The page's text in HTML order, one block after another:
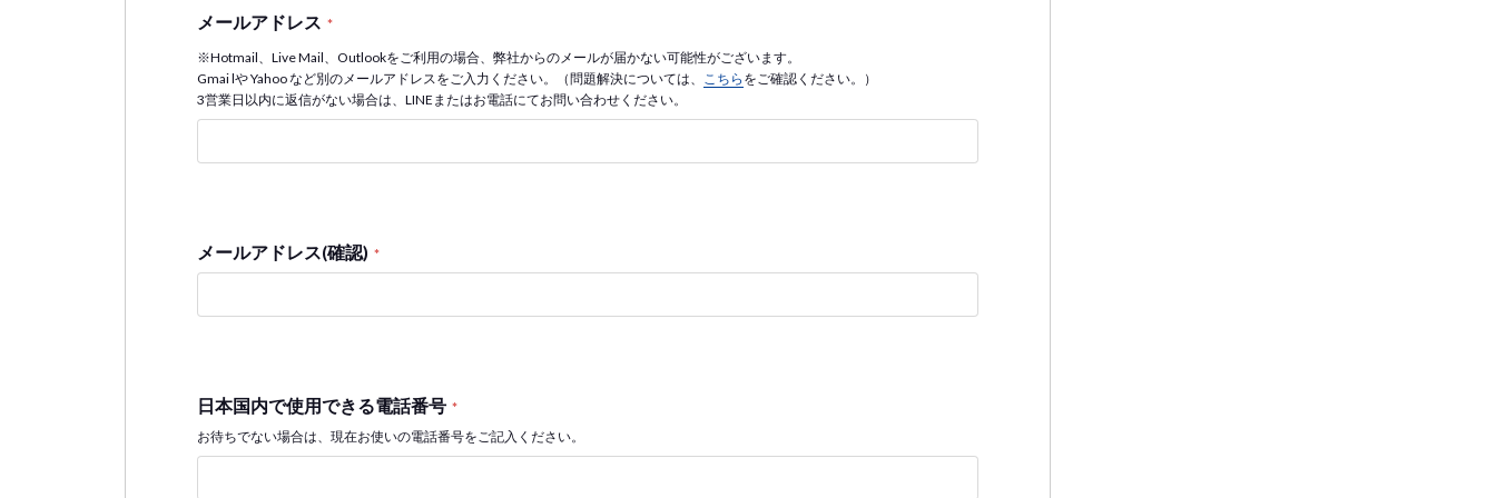
メールアドレス *
※Hotmail、Live Mail、Outlookをご利用の場合、弊社からのメールが届かない可能性がございます。
Gmai lや Yahoo など別のメールアドレスをご入力ください。（問題解決については、 こちら をご確認ください。）
3営業日以内に返信がない場合は、LINEまたはお電話にてお問い合わせください。
メールアドレス(確認) *
日本国内で使用できる電話番号 *
お待ちでない場合は、現在お使いの電話番号をご記入ください。